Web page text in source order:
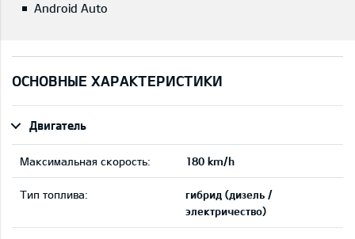
Android Auto
ОСНОВНЫЕ ХАРАКТЕРИСТИКИ
Двигатель
Максимальная скорость: 180 km/h
Тип топлива:
гибрид (дизель /
электричество)